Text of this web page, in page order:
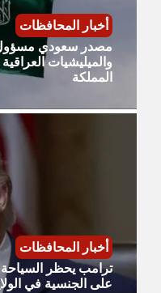
أخبار المحافظات
مصدر سعودي مسؤول:
والميليشيات
المملكة
أخبار المحافظات
ترامب يحظر
على الجنسية في